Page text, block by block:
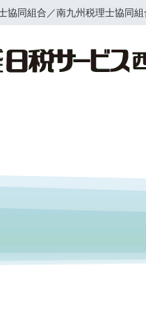
士協同組合／南九州税理士協